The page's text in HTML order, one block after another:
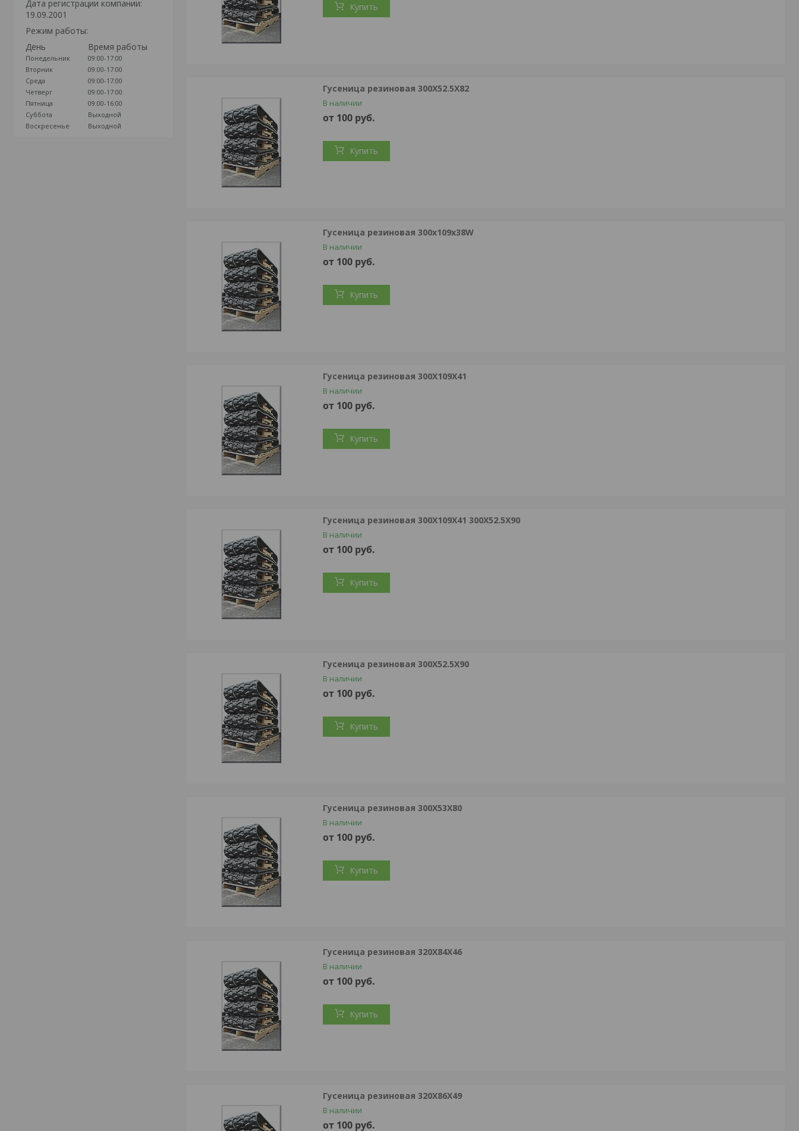
Дата регистрации компании:
19.09.2001
Режим работы:
День
Время работы
Понедельник
09:00-17:00
Вторник
09:00-17:00
Среда
09:00-17:00
Четверг
09:00-17:00
Пятница
09:00-16:00
Суббота
Выходной
Воскресенье
Выходной
Купить
Гусеница резиновая 300X52.5X82
В наличии
от 100 руб.
Купить
Гусеница резиновая 300х109х38W
В наличии
от 100 руб.
Купить
Гусеница резиновая 300Х109Х41
В наличии
от 100 руб.
Купить
Гусеница резиновая 300Х109Х41 300Х52.5Х90
В наличии
от 100 руб.
Купить
Гусеница резиновая 300Х52.5Х90
В наличии
от 100 руб.
Купить
Гусеница резиновая 300Х53Х80
В наличии
от 100 руб.
Купить
Гусеница резиновая 320X84X46
В наличии
от 100 руб.
Купить
Гусеница резиновая 320X86X49
В наличии
от 100 руб.